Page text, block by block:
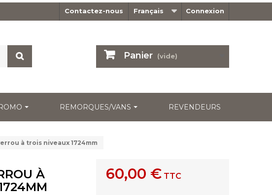
Connexion
Français
Contactez-nous
Panier (vide)
REMORQUES/VANS REVENDEURS
à trois niveaux 1724mm
À
60,00 €TTC